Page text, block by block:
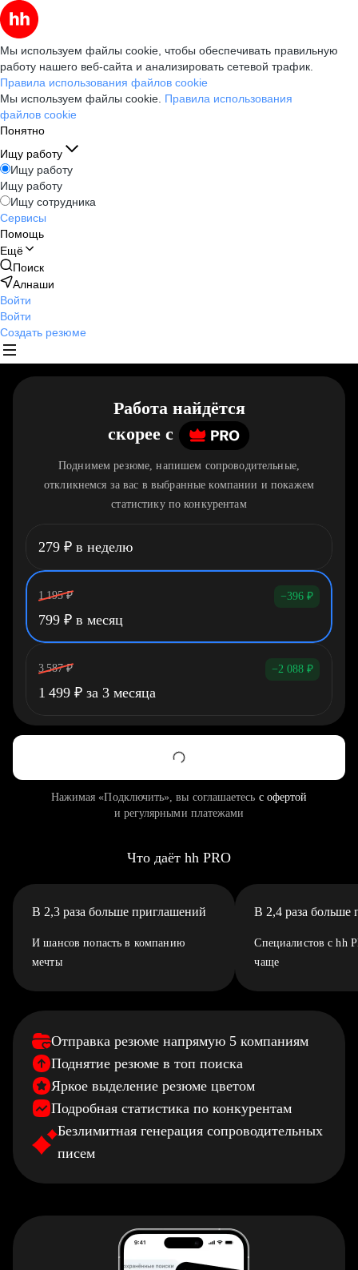
Мы используем файлы cookie, чтобы обеспечивать правильную
работу нашего веб-сайта и анализировать сетевой трафик.
Правила использования файлов cookie
Мы используем файлы cookie. Правила использования
файлов cookie
Понятно
Ищу работу
Ищу работу
Ищу работу
Ищу сотрудника
Сервисы
Помощь
Ещё
Поиск
Алнаши
Войти
Войти
Создать резюме
Работа найдётся
скорее c
Поднимем резюме, напишем сопроводительные,
откликнемся за вас в выбранные компании и покажем
статистику по конкурентам
279 ₽ в неделю
1 195 ₽ −396 ₽
799 ₽ в месяц
3 587 ₽ −2 088 ₽
1 499 ₽ за 3 месяца
Нажимая «Подключить», вы соглашаетесь с офертой
и регулярными платежами
Что даёт hh PRO
В 2,3 раза больше приглашений
И шансов попасть в компанию
мечты
В 2,4 раза больше
Специалистов с hh
чаще
Отправка резюме напрямую 5 компаниям
Поднятие резюме в топ поиска
Яркое выделение резюме цветом
Подробная статистика по конкурентам
Безлимитная генерация сопроводительных
писем